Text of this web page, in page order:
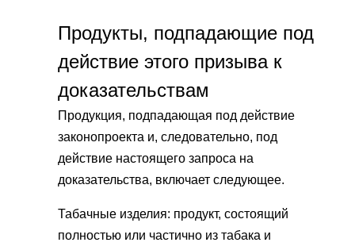
Продукты, подпадающие под
действие этого призыва к
доказательствам
Продукция, подпадающая под действие
законопроекта и, следовательно, под
действие настоящего запроса на
доказательства, включает следующее.
Табачные изделия: продукт, состоящий
полностью или частично из табака и